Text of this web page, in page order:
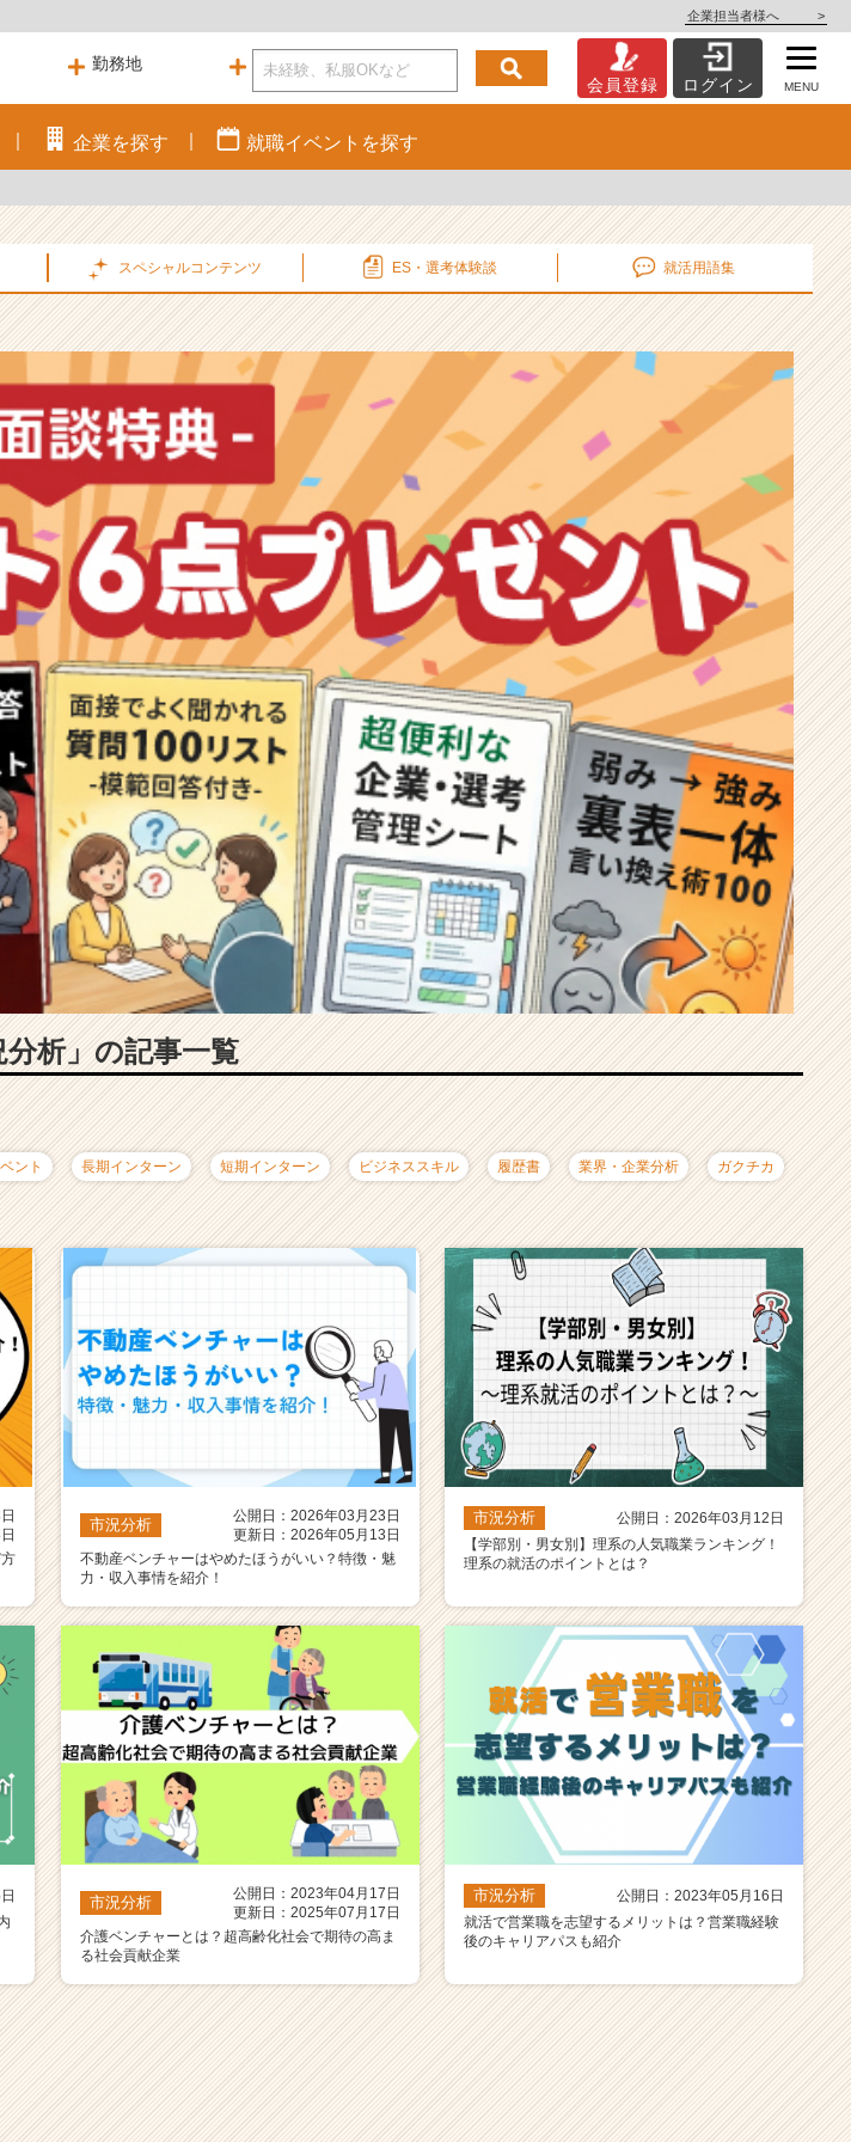
企業担当者様へ >
会員登録 ログイン MENU
企業を探す 就職イベント を探す
スペシャルコンテンツ ES・選考体験談 就活用語集
析」の記事一覧
ント 長期インターン 短期インターン ビジネススキル 履歴書 業界・企業分析 ガクチカ
市況分析
公開日：2026年03月23日
更新日：2026年05月13日
不動産ベンチャーはやめたほうがいい？特徴・魅
力・収入事情を紹介！
市況分析
公開日：2026年03月12日
【学部別・男女別】理系の人気職業ランキング！
理系の就活のポイントとは？
市況分析
公開日：2023年04月17日
更新日：2025年07月17日
介護ベンチャーとは？超高齢化社会で期待の高ま
る社会貢献企業
市況分析
公開日：2023年05月16日
就活で営業職を志望するメリットは？営業職経験
後のキャリアパスも紹介